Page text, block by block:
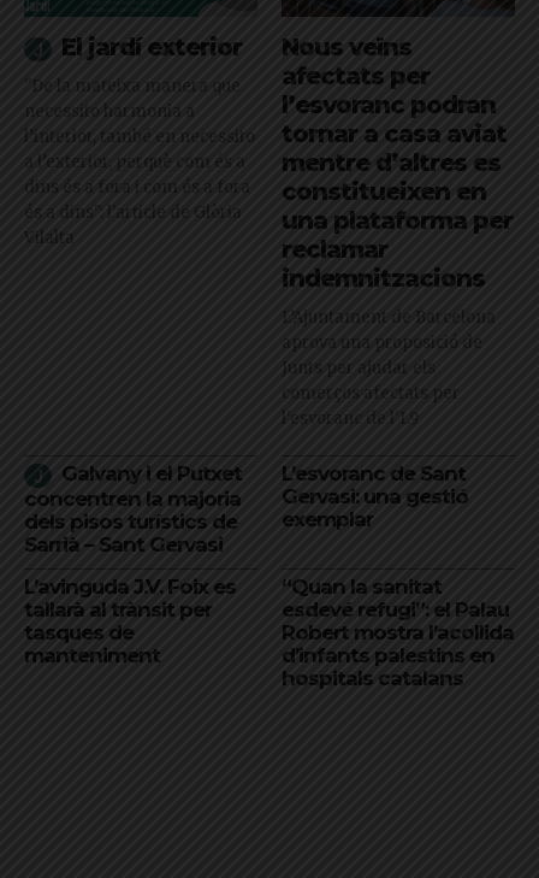
El jardí exterior
"De la mateixa manera que
necessito harmonia a
l’interior, també en necessito
a l’exterior, perquè com és a
dins és a fora i com és a fora
és a dins": l'article de Glòria
Vilalta
Nous veïns
afectats per
l’esvoranc podran
tornar a casa aviat
mentre d’altres es
constitueixen en
una plataforma per
reclamar
indemnitzacions
L’Ajuntament de Barcelona
aprova una proposició de
Junts per ajudar els
comerços afectats per
l'esvoranc de l'L9
Galvany i el Putxet
concentren la majoria
dels pisos turístics de
Sarrià – Sant Gervasi
L’esvoranc de Sant
Gervasi: una gestió
exemplar
L’avinguda J.V. Foix es
tallarà al trànsit per
tasques de
manteniment
“Quan la sanitat
esdevé refugi”: el Palau
Robert mostra l’acollida
d’infants palestins en
hospitals catalans